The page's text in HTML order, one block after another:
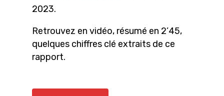
2023.
Retrouvez en vidéo, résumé en 2’45,
quelques chiffres clé extraits de ce
rapport.